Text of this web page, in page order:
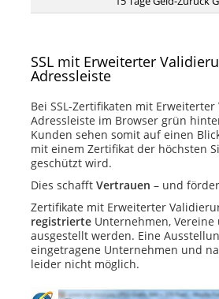
SSL mit Erweiterter
Adressleiste
Bei SSL-Zertifikaten mit
Adressleiste im Browser grün
Kunden sehen somit auf einen
mit einem Zertifikat der höchsten
geschützt wird.
Dies schafft Vertrauen – und
Zertifikate mit Erweiterter
registrierteUnternehmen, Vereine
ausgestellt werden. Eine
eingetragene Unternehmen und
leider nicht möglich.